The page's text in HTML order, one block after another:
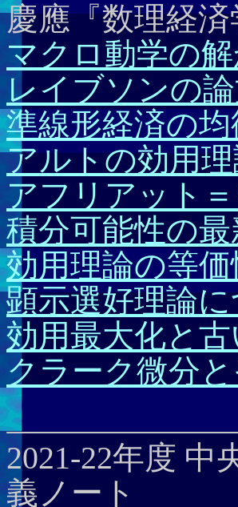
慶應『数理経
マクロ動学の
レイブソンの
準線形経済の
アルトの効用
アフリアット
積分可能性の
効用理論の等価
顕示選好理論
効用最大化と
クラーク微分
2021-22年度
義ノート